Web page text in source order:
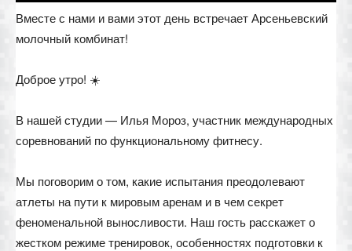
Вместе с нами и вами этот день встречает Арсеньевский
молочный комбинат!
Доброе утро! ☀️
В нашей студии — Илья Мороз, участник международных
соревнований по функциональному фитнесу.
Мы поговорим о том, какие испытания преодолевают
атлеты на пути к мировым аренам и в чем секрет
феноменальной выносливости. Наш гость расскажет о
жестком режиме тренировок, особенностях подготовки к